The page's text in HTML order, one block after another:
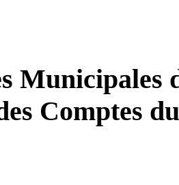
Municipales
Comptes